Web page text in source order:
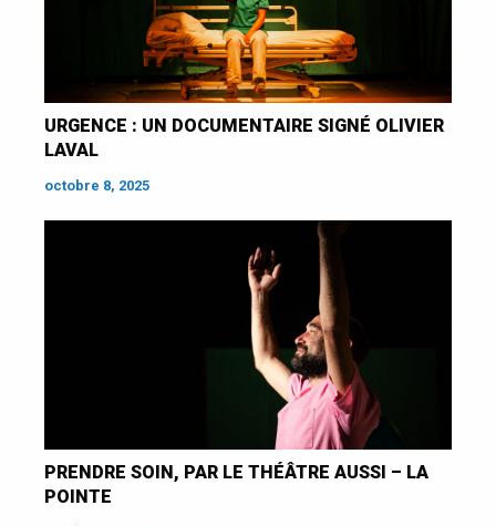
URGENCE : UN DOCUMENTAIRE SIGNÉ OLIVIER
LAVAL
octobre 8, 2025
PRENDRE SOIN, PAR LE THÉÂTRE AUSSI – LA
POINTE